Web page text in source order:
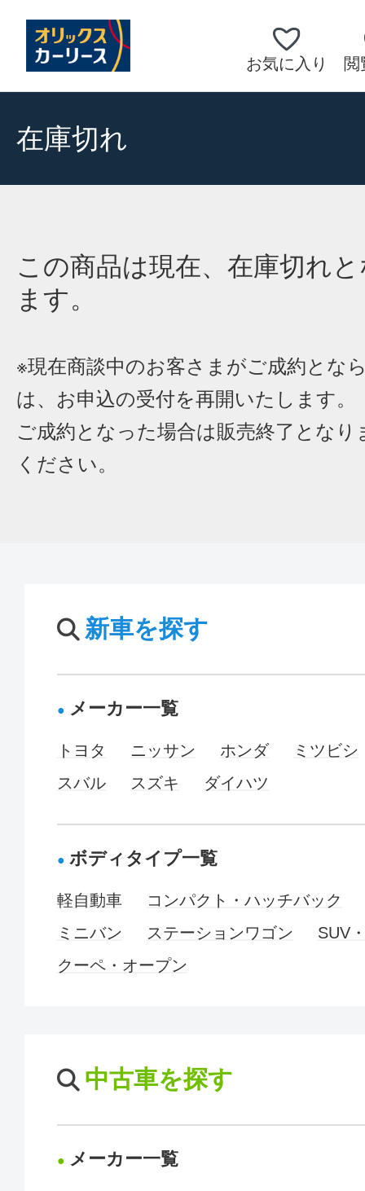
お気に入り 閲
在庫切れ
この商品は現在、在庫切れ
ます。
※現在商談中のお客さまがご成約とな
は、お申込の受付を再開いたします。
ご成約となった場合は販売終了となり
ください。
新車を探す
メーカー一覧
トヨタ ニッサン ホンダ
ミツビシ
スバル
スズキ ダイハツ
ボディタイプ一覧
軽自動車
コンパクト・ハッチバック
ミニバン
ステーションワゴン
SUV
クーペ・オープン
中古車を探す
メーカー一覧